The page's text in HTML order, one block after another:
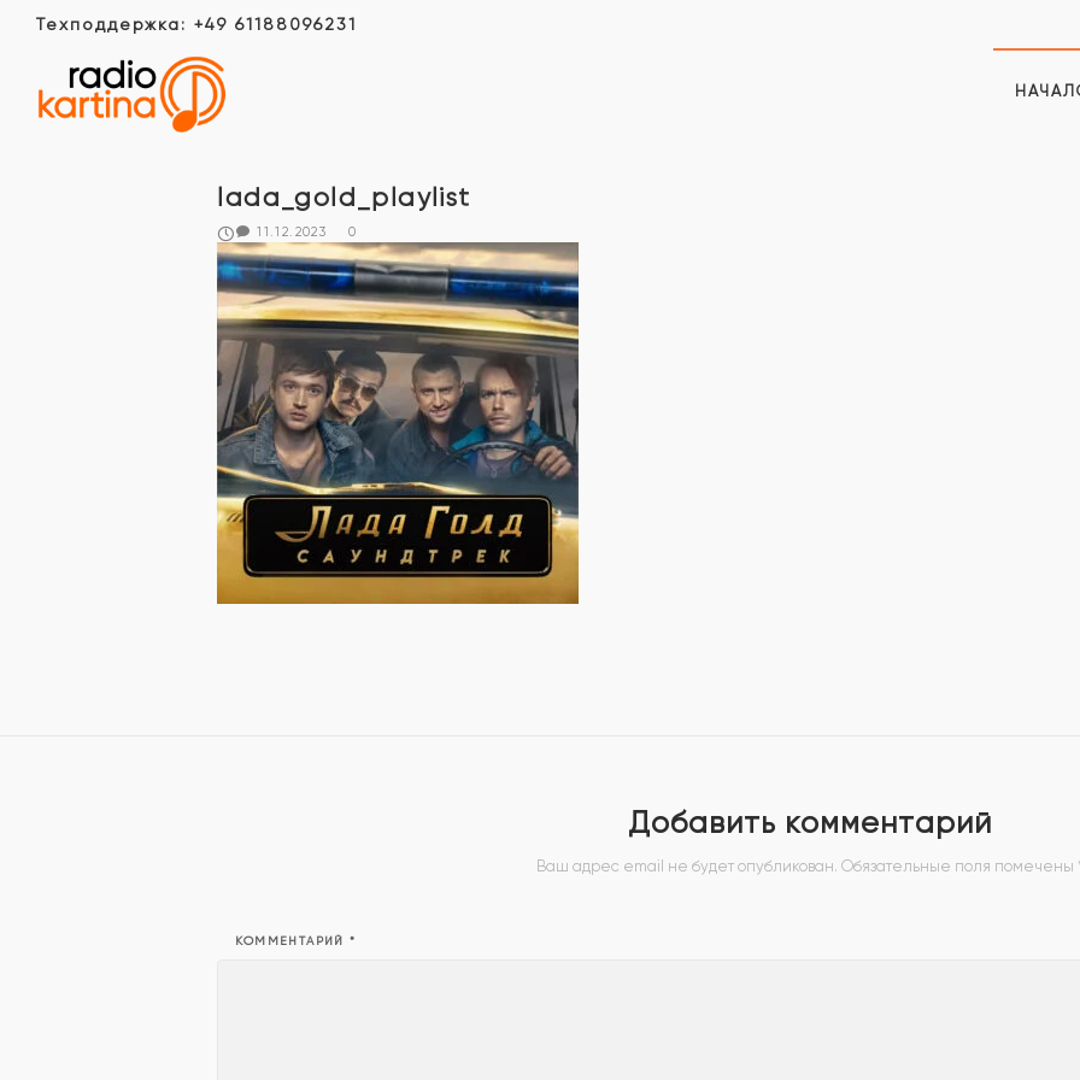
Техподдержка: +49 61188096231
lada_gold_playlist
11.12.2023 0
Добавить комментарий
Ваш адрес email не будет опубликован. Обязательные поля помечены
КОММЕНТАРИЙ*